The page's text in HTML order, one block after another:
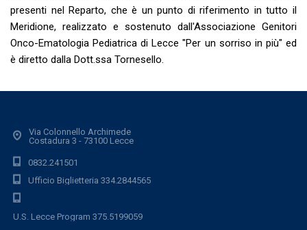
presenti nel Reparto, che è un punto di riferimento in tutto il
Meridione, realizzato e sostenuto dall'Associazione Genitori
Onco-Ematologia Pediatrica di Lecce "Per un sorriso in più" ed
è diretto dalla Dott.ssa Tornesello.
Via Colonnello Archimede
Costadura 3 - 73100 Lecce
0832.241501
Ufficio Biglietteria 334.2844565
U.S. Lecce Program 375.5199059